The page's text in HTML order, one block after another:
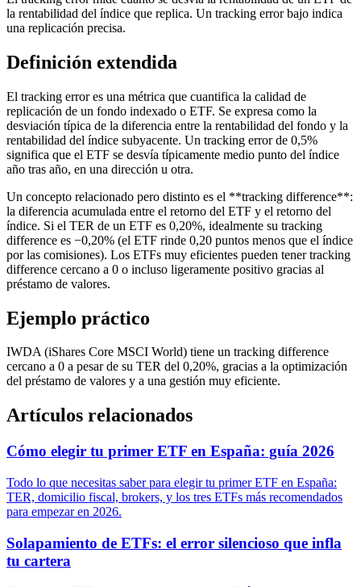
la rentabilidad del índice que replica. Un tracking error bajo indica
una replicación precisa.
Definición extendida
El tracking error es una métrica que cuantifica la calidad de
replicación de un fondo indexado o ETF. Se expresa como la
desviación típica de la diferencia entre la rentabilidad del fondo y la
rentabilidad del índice subyacente. Un tracking error de 0,5%
significa que el ETF se desvía típicamente medio punto del índice
año tras año, en una dirección u otra.
Un concepto relacionado pero distinto es el **tracking difference**:
la diferencia acumulada entre el retorno del ETF y el retorno del
índice. Si el TER de un ETF es 0,20%, idealmente su tracking
difference es −0,20% (el ETF rinde 0,20 puntos menos que el índice
por las comisiones). Los ETFs muy eficientes pueden tener tracking
difference cercano a 0 o incluso ligeramente positivo gracias al
préstamo de valores.
Ejemplo práctico
IWDA (iShares Core MSCI World) tiene un tracking difference
cercano a 0 a pesar de su TER del 0,20%, gracias a la optimización
del préstamo de valores y a una gestión muy eficiente.
Artículos relacionados
Cómo elegir tu primer ETF en España: guía 2026
Todo lo que necesitas saber para elegir tu primer ETF en España:
TER, domicilio fiscal, brokers, y los tres ETFs más recomendados
para empezar en 2026.
Solapamiento de ETFs: el error silencioso que infla
tu cartera